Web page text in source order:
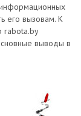
его вызовам. К
rabota.by
выводы в